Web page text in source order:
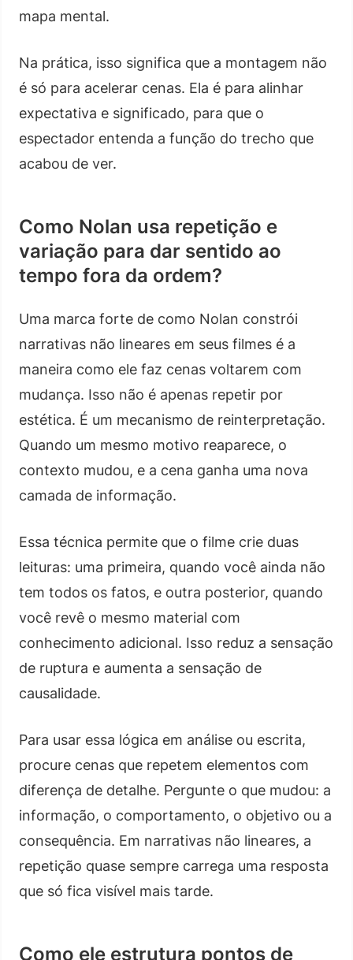
mapa mental.
Na prática, isso significa que a montagem não
é só para acelerar cenas. Ela é para alinhar
expectativa e significado, para que o
espectador entenda a função do trecho que
acabou de ver.
Como Nolan usa repetição e
variação para dar sentido ao
tempo fora da ordem?
Uma marca forte de como Nolan constrói
narrativas não lineares em seus filmes é a
maneira como ele faz cenas voltarem com
mudança. Isso não é apenas repetir por
estética. É um mecanismo de reinterpretação.
Quando um mesmo motivo reaparece, o
contexto mudou, e a cena ganha uma nova
camada de informação.
Essa técnica permite que o filme crie duas
leituras: uma primeira, quando você ainda não
tem todos os fatos, e outra posterior, quando
você revê o mesmo material com
conhecimento adicional. Isso reduz a sensação
de ruptura e aumenta a sensação de
causalidade.
Para usar essa lógica em análise ou escrita,
procure cenas que repetem elementos com
diferença de detalhe. Pergunte o que mudou: a
informação, o comportamento, o objetivo ou a
consequência. Em narrativas não lineares, a
repetição quase sempre carrega uma resposta
que só fica visível mais tarde.
Como ele estrutura pontos de